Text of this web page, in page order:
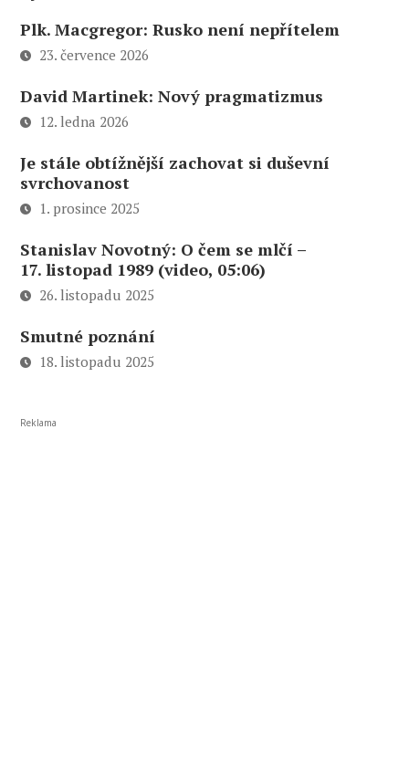
Plk. Macgregor: Rusko není nepřítelem
23. července 2026
David Martinek: Nový pragmatizmus
12. ledna 2026
Je stále obtížnější zachovat si duševní
svrchovanost
1. prosince 2025
Stanislav Novotný: O čem se mlčí –
17. listopad 1989 (video, 05:06)
26. listopadu 2025
Smutné poznání
18. listopadu 2025
Reklama